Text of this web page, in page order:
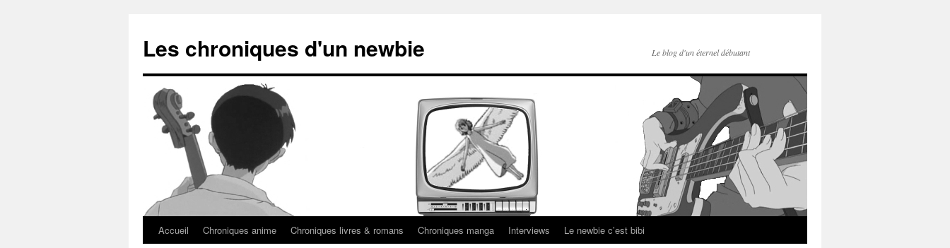
Les chroniques d'un newbie Le blog d'un éternel débutant
Accueil Chroniques anime Chroniques livres & romans Chroniques manga Interviews Le newbie c’est bibi